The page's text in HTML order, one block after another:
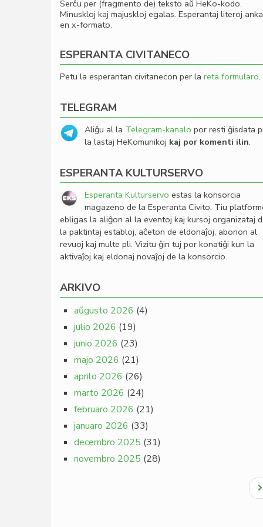
Serĉu per (fragmento de) teksto aŭ HeKo-kodo.
Minuskloj kaj majuskloj egalas. Esperantaj literoj
en x-formato.
ESPERANTA CIVITANECO
Petu la esperantan civitanecon per la reta formularo.
TELEGRAM
Aliĝu al la Telegram-kanalo por resti ĝisdata
la lastaj HeKomunikoj kaj por komenti ilin.
ESPERANTA KULTURSERVO
Esperanta Kulturservo estas la konsorcia
magazeno de la Esperanta Civito. Tiu
ebligas la aliĝon al la eventoj kaj kursoj organizataj
la paktintaj establoj, aĉeton de eldonaĵoj, abonon al
revuoj kaj multe pli. Vizitu ĝin tuj por konatiĝi kun la
aktivaĵoj kaj eldonaj novaĵoj de la konsorcio.
ARKIVO
aŭgusto 2026 (4)
julio 2026 (19)
junio 2026 (23)
majo 2026 (21)
aprilo 2026 (26)
marto 2026 (24)
februaro 2026 (21)
januaro 2026 (33)
decembro 2025 (31)
novembro 2025 (28)